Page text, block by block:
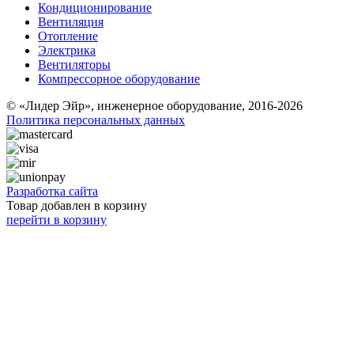
Кондиционирование
Вентиляция
Отопление
Электрика
Вентиляторы
Компрессорное оборудование
© «Лидер Эйр», инженерное оборудование, 2016-2026
Политика персональных данных
Разработка сайта
Товар добавлен в корзину
перейти в корзину